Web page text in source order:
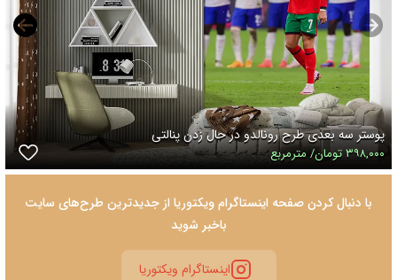
پوستر سه بعدی طرح رونالدو در حال زدن پنالتی
۳۹۸,۰۰۰ تومان/ مترمربع
با دنبال کردن صفحه اینستاگرام ویکتوریا از جدیدترین طرح‌های سایت
باخبر شوید
اینستاگرام ویکتوریا